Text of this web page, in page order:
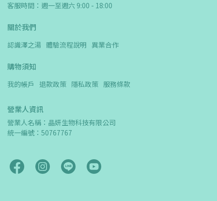
客服時間：週一至週六 9:00 - 18:00
關於我們
認識澤之湯 體驗流程說明 異業合作
購物須知
我的帳戶 退款政策 隱私政策 服務條款
營業人資訊
營業人名稱：晶妍生物科技有限公司
統一編號：50767767